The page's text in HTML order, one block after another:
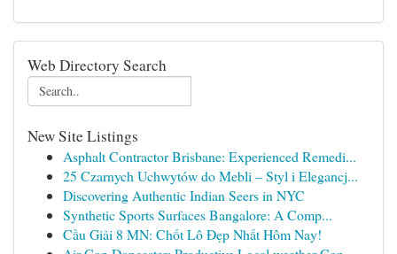
Web Directory Search
New Site Listings
Asphalt Contractor Brisbane: Experienced Remedi...
25 Czarnych Uchwytów do Mebli – Styl i Elegancj...
Discovering Authentic Indian Seers in NYC
Synthetic Sports Surfaces Bangalore: A Comp...
Cầu Giải 8 MN: Chốt Lô Đẹp Nhất Hôm Nay!